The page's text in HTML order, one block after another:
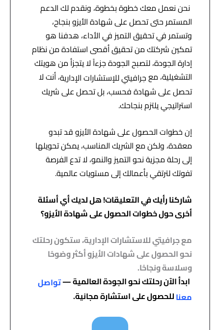
نحن نعمل معك خطوة بخطوة، ونقدم لك الدعم
المستمر حتى تحصل على شهادة الأيزو بنجاح،
وتستمر في تحقيق التميز في الأداء، هدفنا هو
تمكين شركتك من تحقيق أقصى استفادة من نظام
إدارة الجودة، لتصبح الجودة جزءاً لا يتجزأ من هويتك
التشغيلية، معجرافيتيللإستشاراتالإدارية، أنت لا
تحصل على شهادة فحسب، بل تحصل على شريك
استراتيجي يلتزم بنجاحك.
إن خطوات الحصول على شهادة الأيزو قد تبدو
معقدة، ولكن مع الشريك المناسب، يمكن تحويلها
إلى رحلة مجزية نحو التميز والنمو، لا تدع الفرصة
تفوتك لترتقي بأعمالك إلى مستويات عالمية.
شاركنا رأيك في التعليقات! هل لديك أي أسئلة
أخرى حول خطوات الحصول على شهادة الأيزو؟
مع جرافيتي للاستشارات الإدارية، ستكون رحلتك
نحو الحصول على شهادات الأيزو أكثر وضوحًا
وسلاسة ونجاحًا.
ابدأ الآن رحلتك نحو الجودة العالمية —تواصل
معناللحصول على استشارة مجانية.